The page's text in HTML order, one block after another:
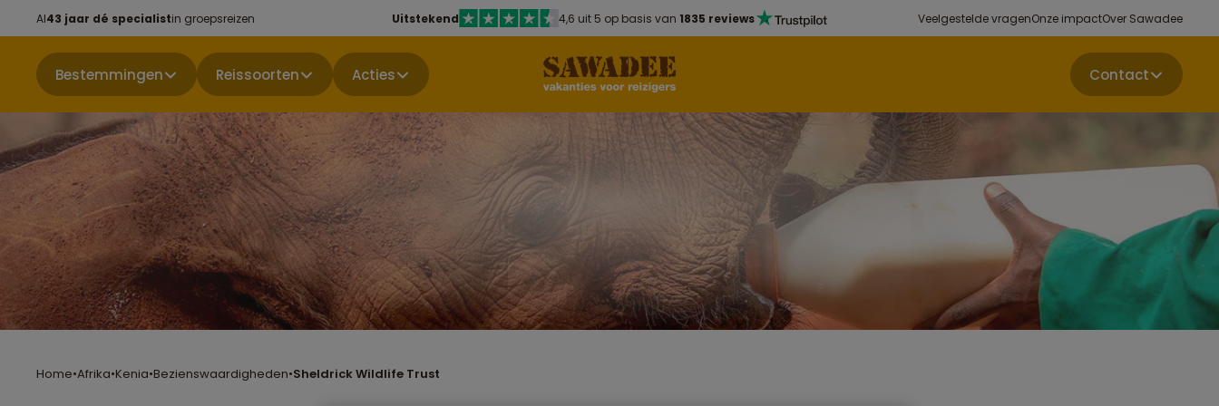
Al43 jaar dé specialistin groepsreizen Uitstekend 4,6 uit 5 op basis van 1835 reviews Veelgestelde vragenOnze impactOver Sawadee
Bestemmingen Reissoorten Acties Contact
Home•Afrika•Kenia•Bezienswaardigheden•Sheldrick Wildlife Trust